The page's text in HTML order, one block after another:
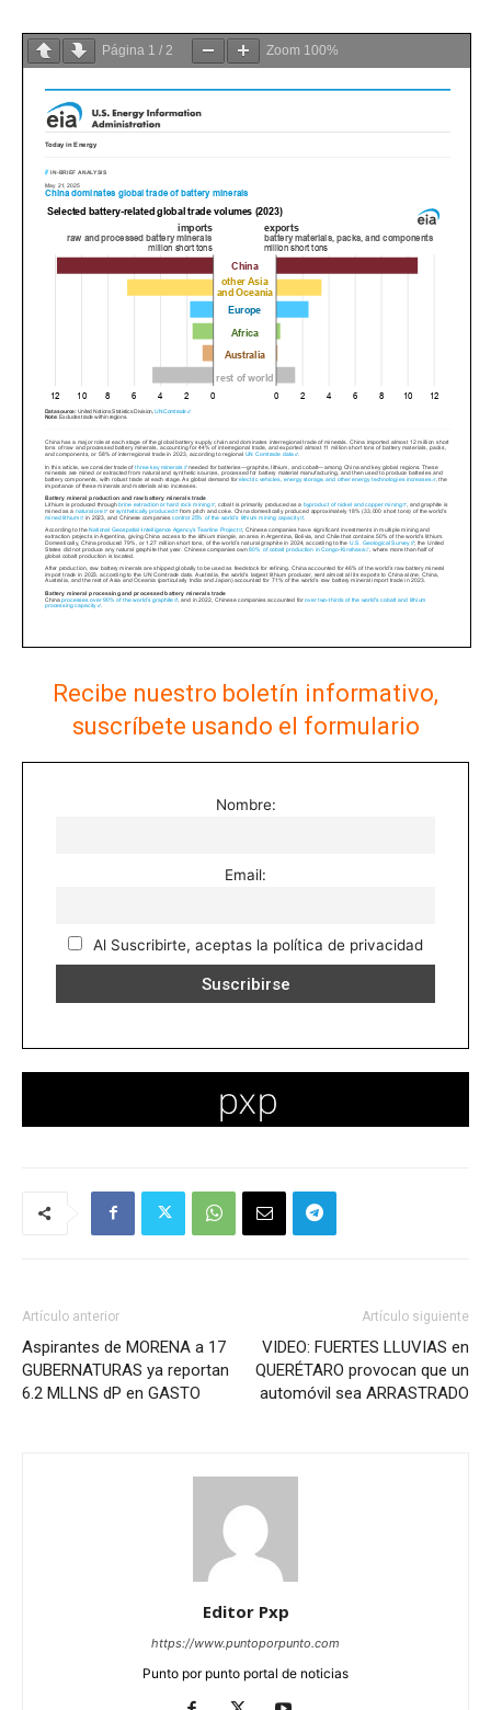
Página 1 / 2 Zoom 100%
Recibe nuestro boletín informativo,
suscríbete usando el formulario
Nombre:
Email:
Al Suscribirte, aceptas la política de privacidad
Artículo anterior
Aspirantes de MORENA a 17
GUBERNATURAS ya reportan
6.2 MLLNS dP en GASTO
Artículo siguiente
VIDEO: FUERTES LLUVIAS en
QUERÉTARO provocan que un
automóvil sea ARRASTRADO
Editor Pxp
https://www.puntoporpunto.com
Punto por punto portal de noticias